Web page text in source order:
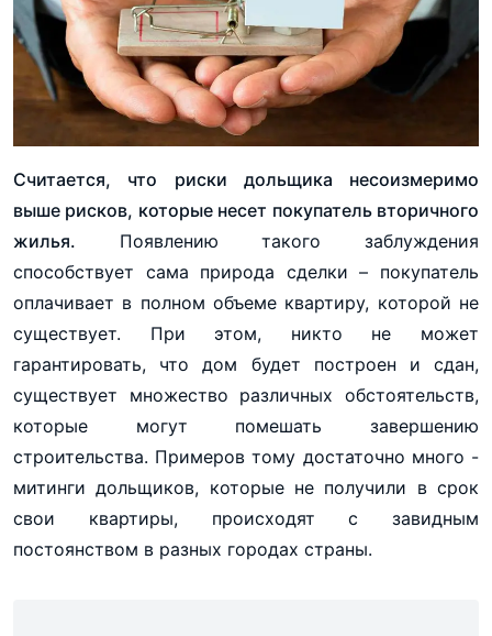
Считается, что риски дольщика несоизмеримо
выше рисков, которые несет покупатель вторичного
жилья. Появлению такого заблуждения
способствует сама природа сделки – покупатель
оплачивает в полном объеме квартиру, которой не
существует. При этом, никто не может
гарантировать, что дом будет построен и сдан,
существует множество различных обстоятельств,
которые могут помешать завершению
строительства. Примеров тому достаточно много -
митинги дольщиков, которые не получили в срок
свои квартиры, происходят с завидным
постоянством в разных городах страны.